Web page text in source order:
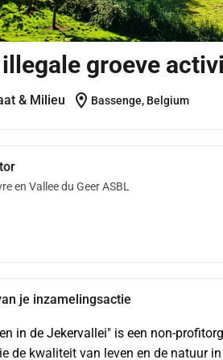
groeve
& Milieu location_on Bassenge, Belgium
en Vallee du Geer ASBL
je inzamelingsactie
in de Jekervallei" is een non-
de kwaliteit van leven en de natuur